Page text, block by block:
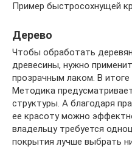
Пример быстросохнущей
Дерево
Чтобы обработать
древесины, нужно
прозрачным лаком. В итоге
Методика
структуры. А благодаря
ее красоту можно
владельцу требуется
покрытия лучше выбрать